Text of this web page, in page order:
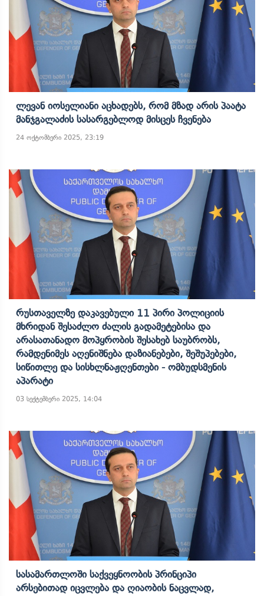
Ლევან Იოსელიანი Აცხადებს, Რომ Მზად Არის Პაატა
Მანჯგალაძის Სასარგებლოდ Მისცეს Ჩვენება
24 ოქტომბერი 2025, 23:19
Რუსთაველზე Დაკავებული 11 Პირი Პოლიციის
Მხრიდან Შესაძლო Ძალის Გადამეტებისა Და
Არასათანადო Მოპყრობის Შესახებ Საუბრობს,
Რამდენიმეს Აღენიშნება Დაზიანებები, Შეშუპებები,
Სიწითლე Და Სისხლნაჟღენთები - Ომბუდსმენის
Აპარატი
03 სექტემბერი 2025, 14:04
Სასამართლოში Საქვეყნოობის Პრინციპი
Არსებითად Იცვლება Და Ღიაობის Ნაცვლად,